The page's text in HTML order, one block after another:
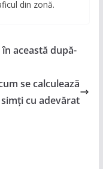
din zonă.
această după-
se calculează
cu adevărat